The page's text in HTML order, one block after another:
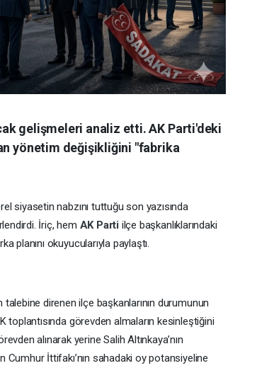
gelişmeleri analiz etti. AK Parti'deki
yönetim değişikliğini "fabrika
siyasetin nabzını tuttuğu son yazısında
İriç, hem AK Parti ilçe başkanlıklarındaki
planını okuyucularıyla paylaştı.
direnen ilçe başkanlarının durumunun
toplantısında görevden almaların kesinleştiğini
alınarak yerine Salih Altınkaya’nın
İttifakı’nın sahadaki oy potansiyeline